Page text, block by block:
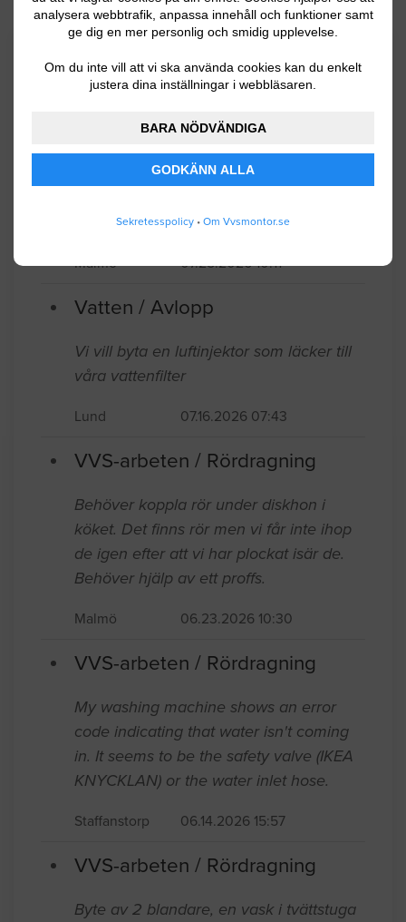
analysera webbtrafik, anpassa innehåll och funktioner samt
ge dig en mer personlig och smidig upplevelse.
Om du inte vill att vi ska använda cookies kan du enkelt
justera dina inställningar i webbläsaren.
BARA NÖDVÄNDIGA
GODKÄNN ALLA
Sekretesspolicy • Om Vvsmontor.se
Senaste förfrågningar
VVS-arbeten / Rördragning
Hej! Vi håller på att renovera vårt
offert på VVS-arbetet. Det vi önskar är:
Malmö 07.25.2026 10:11
Vatten / Avlopp
Vi vill byta en luftinjektor som läcker till
våra vattenfilter
Lund 07.16.2026 07:43
VVS-arbeten / Rördragning
Behöver koppla rör under diskhon i
köket. Det finns rör men vi får inte ihop
de igen efter att vi har plockat isär de.
Behöver hjälp av ett proffs.
Malmö 06.23.2026 10:30
VVS-arbeten / Rördragning
My washing machine shows an error
code indicating that water isn't coming
in. It seems to be the safety valve (IKEA
KNYCKLAN) or the water inlet hose.
Staffanstorp 06.14.2026 15:57
VVS-arbeten / Rördragning
Byte av 2 blandare, en vask i tvättstuga